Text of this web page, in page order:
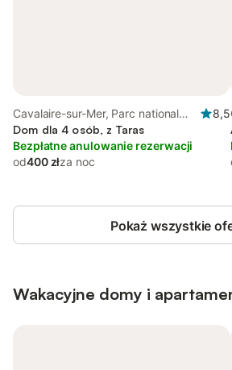
Cavalaire-sur-Mer, Parc national
Port-Cros
8,5
Dom dla 4 osób, z Taras
Bezpłatne anulowanie rezerwacji
od400 złza noc
Pokaż wszystkie
Wakacyjne domy i